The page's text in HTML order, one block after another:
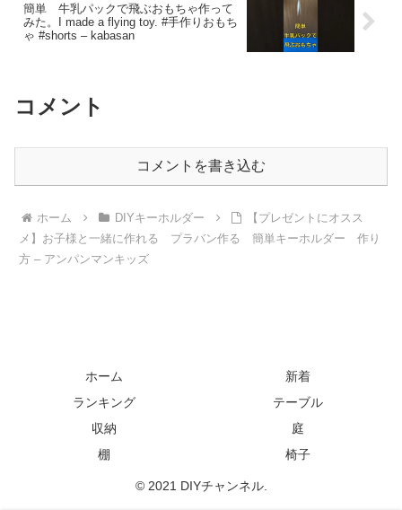
簡単 牛乳パックで飛ぶおもちゃ作って
みた。I made a flying toy. #手作りおもち
ゃ #shorts – kabasan
コメント
コメントを書き込む
ホーム DIYキーホルダー
【プレゼントにオスス
メ】お子様と一緒に作れる プラバン作る 簡単キーホルダー 作り
方 – アンパンマンキッズ
ホーム
新着
ランキング
テーブル
収納
庭
棚
椅子
© 2021 DIYチャンネル.